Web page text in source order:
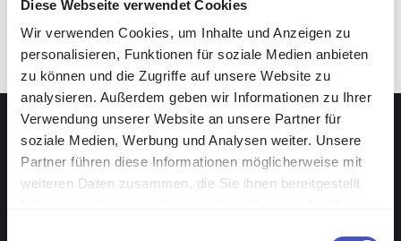
Diese Webseite verwendet Cookies
Wir verwenden Cookies, um Inhalte und Anzeigen zu
personalisieren, Funktionen für soziale Medien anbieten
zu können und die Zugriffe auf unsere Website zu
analysieren. Außerdem geben wir Informationen zu Ihrer
Verwendung unserer Website an unsere Partner für
soziale Medien, Werbung und Analysen weiter. Unsere
Partner führen diese Informationen möglicherweise mit
weiteren Daten zusammen, die Sie ihnen bereitgestellt
Security Analyst
Die Lösung: VISULOX
Privilegierte Zugänge